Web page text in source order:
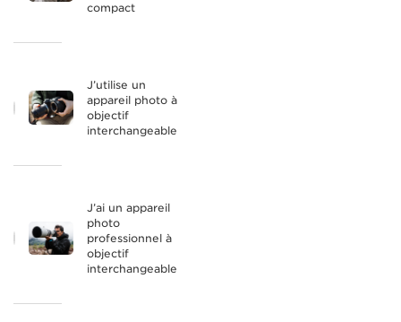
compact
J’utilise un
appareil photo à
objectif
interchangeable
J’ai un appareil
photo
professionnel à
objectif
interchangeable